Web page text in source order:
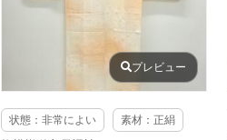
プレビュー
状態：非常によい 素材：正絹